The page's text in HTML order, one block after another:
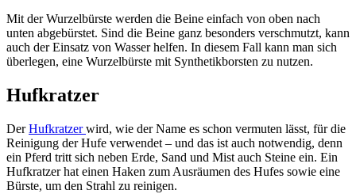
Mit der Wurzelbürste werden die Beine einfach von oben nach
unten abgebürstet. Sind die Beine ganz besonders verschmutzt, kann
auch der Einsatz von Wasser helfen. In diesem Fall kann man sich
überlegen, eine Wurzelbürste mit Synthetikborsten zu nutzen.
Hufkratzer
DerHufkratzerwird, wie der Name es schon vermuten lässt, für die
Reinigung der Hufe verwendet – und das ist auch notwendig, denn
ein Pferd tritt sich neben Erde, Sand und Mist auch Steine ein. Ein
Hufkratzer hat einen Haken zum Ausräumen des Hufes sowie eine
Bürste, um den Strahl zu reinigen.